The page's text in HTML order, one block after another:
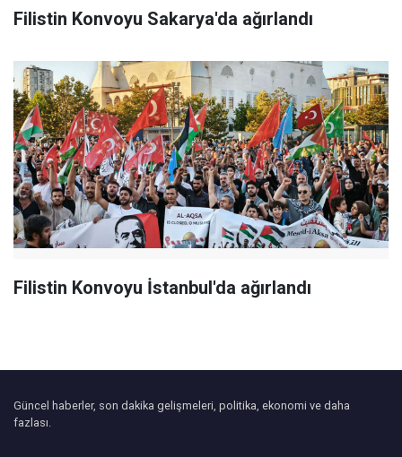
Filistin Konvoyu Sakarya'da ağırlandı
Filistin Konvoyu İstanbul'da ağırlandı
Güncel haberler, son dakika gelişmeleri, politika, ekonomi ve daha
fazlası.